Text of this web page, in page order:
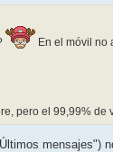
En el móvil no
pero el 99,99%